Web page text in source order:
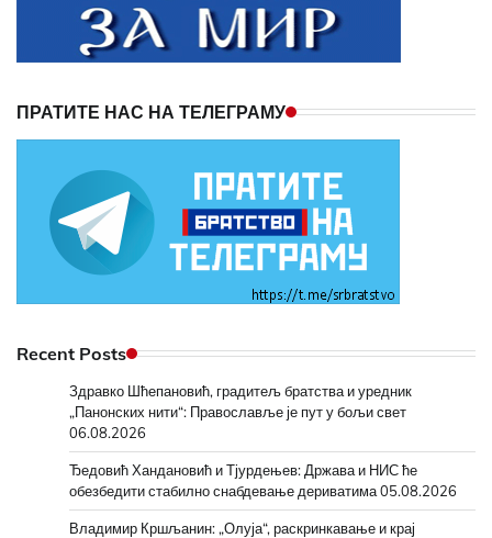
ПРАТИТЕ НАС НА ТЕЛЕГРАМУ
Recent Posts
Здравко Шћепановић, градитељ братства и уредник
„Панонских нити“: Православље је пут у бољи свет
06.08.2026
Ђедовић Хандановић и Тјурдењев: Држава и НИС ће
обезбедити стабилно снабдевање дериватима05.08.2026
Владимир Кршљанин: „Олуја“, раскринкавање и крај